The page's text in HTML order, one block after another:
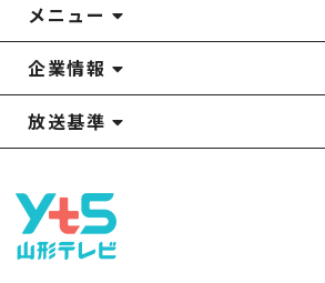
メニュー
YTSニュース
番組
アナウンサー
プレゼント
イベント
みるるん星人
YTS見学ツアー
番組表
お問い合わせ
企業情報
企業情報
役員構成
形テレビ SDGs 宣言
採用情報
山形テレビ人権方針
国民保護業務計画提出文
個人情報基本方針
セキュリティ基本方針
ータの取扱いについて
系列局一覧
中継局一覧
放送基準